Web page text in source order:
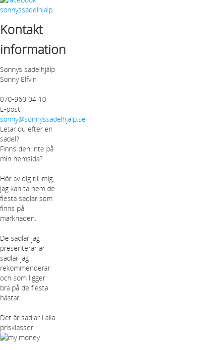
Kontakt
information
Sonnys sadelhjälp
Sonny Elfvin
070-960 04 10
E-post:
sonny@sonnyssadelhjalp.se
Letar du efter en
sadel?
Finns den inte på
min hemsida?
Hör av dig till mig,
jag kan ta hem de
flesta sadlar som
finns på
marknaden.
De sadlar jag
presenterar är
sadlar jag
rekommenderar
och som ligger
bra på de flesta
hästar.
Det är sadlar i alla
prisklasser.